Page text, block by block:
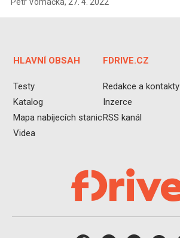
Petr Vomáčka, 27. 4. 2022
HLAVNÍ OBSAH
Testy
Katalog
Mapa nabíjecích stanic
Videa
FDRIVE.CZ
Redakce a kontakty
Inzerce
RSS kanál